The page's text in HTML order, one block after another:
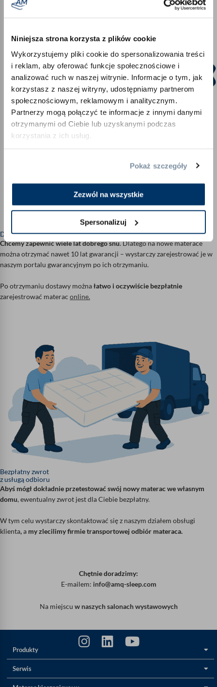
Niniejsza strona korzysta z plików cookie
Wykorzystujemy pliki cookie do spersonalizowania treści
i reklam, aby oferować funkcje społecznościowe i
analizować ruch w naszej witrynie. Informacje o tym, jak
korzystasz z naszej witryny, udostępniamy partnerom
społecznościowym, reklamowym i analitycznym.
Partnerzy mogą połączyć te informacje z innymi danymi
otrzymanymi od Ciebie lub uzyskanymi podczas
korzystania z ich usług.
Pokaż szczegóły
Zezwól na wszystkie
Spersonalizuj
Do 10 lat gwarancji
Chcemy zapewnić wiele lat dobrego snu. Dlatego na nowe materace
można otrzymać nawet 10 lat gwarancji – wystarczy zarejestrować je w
naszym portalu gwarancyjnym po ich otrzymaniu.
Po otrzymaniu dostawy możnałatwo i oczywiście bezpłatnie
zarejestrować materac online.
Bezpłatny zwrot
z usługą odbioru
Abyś mógł dokładnie przetestować swój nowy materac we własnym
domu, ewentualny zwrot jest dla Ciebie bezpłatny.
W tym celu wystarczy skontaktować się z naszym działem obsługi
klienta,a my zlecilimy firmie transportowej odbiór materaca.
Chętnie doradzimy:
E-mailem: info@amq-sleep.com
Na miejscu w naszych salonach wystawowych
Produkty
Serwis